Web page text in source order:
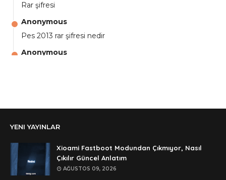
Rar şifresi
Anonymous
Pes 2013 rar şifresi nedir
Anonymous
şifre ?
Anonymous
şifre ögrenebilirmiyim
Anonymous
YENI YAYINLAR
Xioami Fastboot Modundan Çıkmıyor, Nasıl
Çıkılır Güncel Anlatım
AĞUSTOS 09, 2026